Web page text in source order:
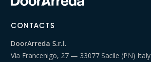
CONTACTS
DoorArreda S.r.l.
Via Francenigo, 27 — 33077 Sacile (PN) Italy